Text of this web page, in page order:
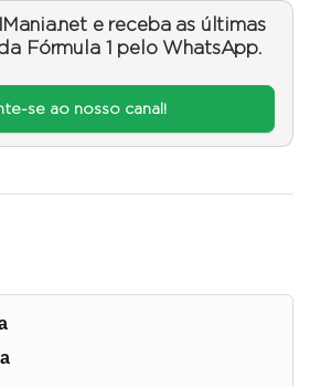
e receba as últimas
Fórmula 1 pelo WhatsApp.
se ao nosso canal!